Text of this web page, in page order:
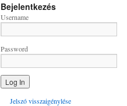
Bejelentkezés
Username
Password
Jelszó visszaigénylése